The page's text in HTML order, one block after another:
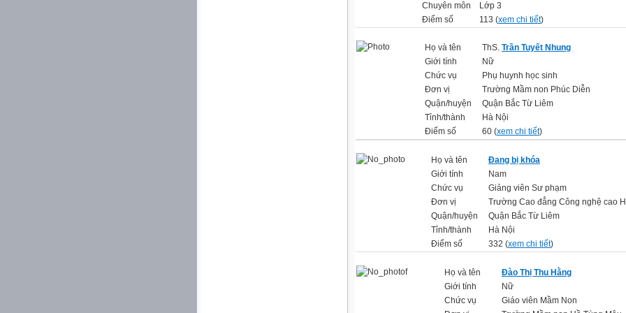
Chuyên môn
Lớp 3
Điểm số
113 (xem chi tiết)
Họ và tên ThS. Trần Tuyết Nhung
Giới tính
Nữ
Chức vụ
Phụ huynh học sinh
Đơn vị
Trường Mầm non Phúc Diễn
Quận/huyện
Quận Bắc Từ Liêm
Tỉnh/thành
Hà Nội
Điểm số
60 (xem chi tiết)
Họ và tên
Đang bị khóa
Giới tính
Nam
Chức vụ
Giảng viên Sư phạm
Đơn vị
Trường Cao đẳng Công nghệ cao
Quận/huyện
Quận Bắc Từ Liêm
Tỉnh/thành
Hà Nội
Điểm số
332 (xem chi tiết)
Họ và tên
Đào Thị Thu Hằng
Giới tính
Nữ
Chức vụ
Giáo viên Mầm Non